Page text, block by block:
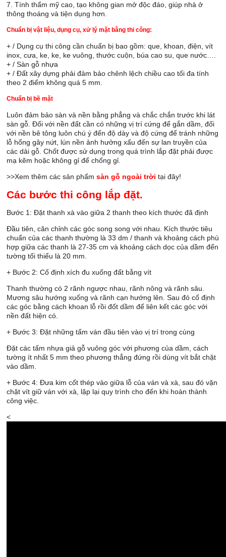
7. Tính thẩm mỹ cao, tạo không gian mở độc đáo, giúp nhà ở
thông thoáng và tiện dụng hơn.
Chuẩn bị vật liệu, dụng cụ, xử lý mặt bằng thi công:
+ / Dụng cụ thi công cần chuẩn bị bao gồm: que, khoan, điện, vít
inox, cưa, ke, ke, ke vuông, thước cuộn, búa cao su, que nước….
+ / Sàn gỗ nhựa
+ / Đất xây dựng phải đảm bảo chênh lệch chiều cao tối đa tính
theo 2 điểm không quá 5 mm.
Chuẩn bị bề mặt
Luôn đảm bảo sàn và nền bằng phẳng và chắc chắn trước khi lát
sàn gỗ. Đối với nền đất cần có những vị trí cứng để gắn dầm, đối
với nền bê tông luôn chú ý đến độ dày và độ cứng để tránh những
lỗ hổng gây nứt, lún nền ảnh hưởng xấu đến sự lan truyền của
các dải gỗ. Chốt được sử dụng trong quá trình lắp đặt phải được
mạ kẽm hoặc không gỉ để chống gỉ.
>>Xem thêm các sản phẩmsàn gỗ ngoài trời tại đây!
Các bước thi công lắp đặt.
Bước 1: Đặt thanh xà vào giữa 2 thanh theo kích thước đã định
Đầu tiên, căn chỉnh các góc song song với nhau. Kích thước tiêu
chuẩn của các thanh thường là 33 dm / thanh và khoảng cách phù
hợp giữa các thanh là 27-35 cm và khoảng cách dọc của dầm đến
tường tối thiểu là 20 mm.
+ Bước 2: Cố định xích đu xuống đất bằng vít
Thanh thường có 2 rãnh ngược nhau, rãnh nông và rãnh sâu.
Mương sâu hướng xuống và rãnh cạn hướng lên. Sau đó cố định
các góc bằng cách khoan lỗ rồi đốt dầm để liên kết các góc với
nền đất hiện có.
+ Bước 3: Đặt những tấm ván đầu tiên vào vị trí trong cùng
Đặt các tấm nhựa giả gỗ vuông góc với phương của dầm, cách
tường ít nhất 5 mm theo phương thẳng đứng rồi dùng vít bắt chặt
vào dầm.
+ Bước 4: Đưa kim cốt thép vào giữa lỗ của ván và xà, sau đó vặn
chặt vít giữ ván với xà, lặp lại quy trình cho đến khi hoàn thành
công việc.
<